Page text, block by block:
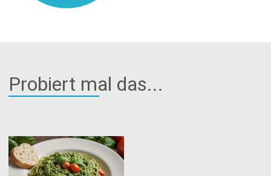
Probiert mal das...